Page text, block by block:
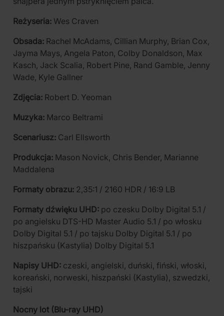
Reżyseria: Wes Craven
Obsada: Rachel McAdams, Cillian Murphy, Brian Cox,
Jayma Mays, Angela Paton, Colby Donaldson, Max
Kasch, Jack Scalia, Robert Pine, Rand Gamble, Jenny
Wade, Kyle Gallner
Zdjęcia: Robert D. Yeoman
Muzyka: Marco Beltrami
Scenariusz: Carl Ellsworth
Produkcja: Mason Novick, Chris Bender, Marianne
Maddalena
Formaty obrazu: 2,35:1 / 2160 HDR / 16:9 LB
Formaty dźwięku UHD: po czesku Dolby Digital 5.1 /
po angielsku DTS-HD Master Audio 5.1 / po włosku
Dolby Digital 5.1 / po tajsku Dolby Digital 5.1 / po
hiszpańsku (Kastylia) Dolby Digital 5.1
Napisy UHD: czeski, angielski, duński, fiński, włoski,
koreański, norweski, hiszpański (Kastylia), szwedzki,
tajski
Nocny lot (Blu-ray UHD)